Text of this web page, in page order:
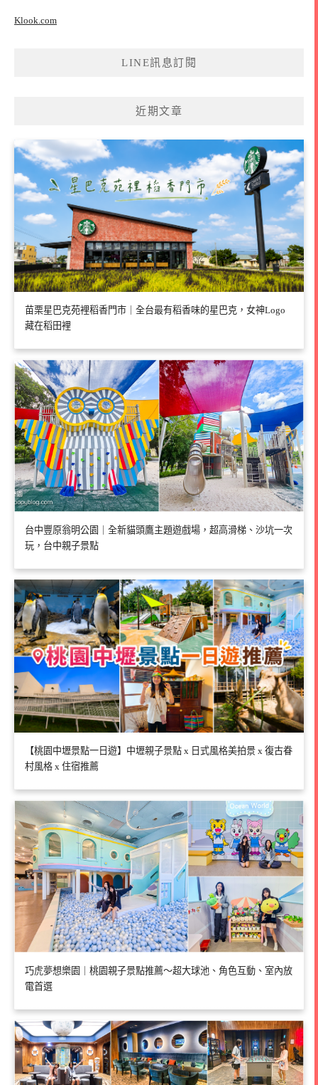
Klook.com
LINE訊息訂閱
近期文章
苗栗星巴克苑裡稻香門市｜全台最有稻香味的星巴克，女神Logo
藏在稻田裡
台中豐原翁明公園｜全新貓頭鷹主題遊戲場，超高滑梯、沙坑一次
玩，台中親子景點
【桃園中壢景點一日遊】中壢親子景點 x 日式風格美拍景 x 復古眷
村風格 x 住宿推薦
巧虎夢想樂園｜桃園親子景點推薦～超大球池、角色互動、室內放
電首選